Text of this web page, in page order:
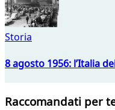
Storia
8 agosto 1956: l’Italia
Raccomandati per